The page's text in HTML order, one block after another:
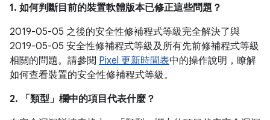
1. 如何判斷目前的裝置軟體版本已修正這些問題？
2019-05-05 之後的安全性修補程式等級完全解決了與
2019-05-05 安全性修補程式等級及所有先前修補程式等級
相關的問題。請參閱 Pixel 更新時間表中的操作說明，瞭解
如何查看裝置的安全性修補程式等級。
2. 「類型」 欄中的項目代表什麼？